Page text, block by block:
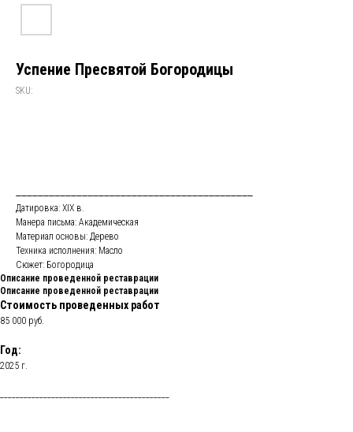
Успение Пресвятой Богородицы
SKU:
Датировка: XIX в.
Манера письма: Академическая
Материал основы: Дерево
Техника исполнения: Масло
Сюжет: Богородица
Описание проведенной реставрации
Описание проведенной реставрации
Стоимость проведенных работ
85 000 руб.
Год:
2025 г.